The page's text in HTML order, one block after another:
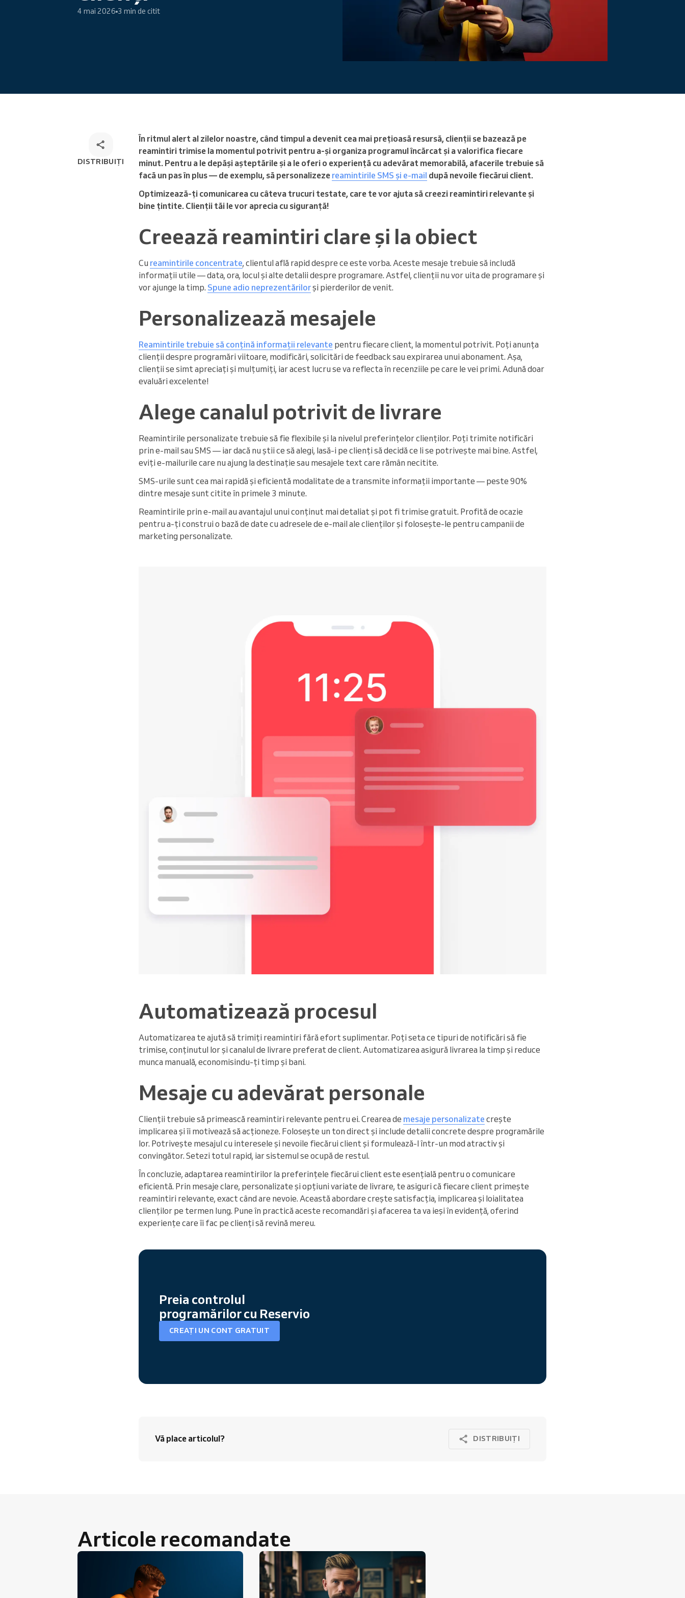
Citiți mai mult
4 mai 2026 3 min de citit
DISTRIBUIȚI
În ritmul alert al zilelor noastre, când timpul a devenit cea mai prețioasă resursă, clienții se bazează pe
reamintiri trimise la momentul potrivit pentru a-și organiza programul încărcat și a valorifica fiecare
minut. Pentru a le depăși așteptările și a le oferi o experiență cu adevărat memorabilă, afacerile trebuie să
facă un pas în plus — de exemplu, să personalizeze reamintirile SMS și e-mail după nevoile fiecărui client.
Optimizează-ți comunicarea cu câteva trucuri testate, care te vor ajuta să creezi reamintiri relevante și
bine țintite. Clienții tăi le vor aprecia cu siguranță!
Creează reamintiri clare și la obiect
Cu reamintirile concentrate, clientul află rapid despre ce este vorba. Aceste mesaje trebuie să includă
informații utile — data, ora, locul și alte detalii despre programare. Astfel, clienții nu vor uita de programare și
vor ajunge la timp. Spune adio neprezentărilorși pierderilor de venit.
Personalizează mesajele
Reamintirile trebuie să conțină informații relevante pentru fiecare client, la momentul potrivit. Poți anunța
clienții despre programări viitoare, modificări, solicitări de feedback sau expirarea unui abonament. Așa,
clienții se simt apreciați și mulțumiți, iar acest lucru se va reflecta în recenziile pe care le vei primi. Adună doar
evaluări excelente!
Alege canalul potrivit de livrare
Reamintirile personalizate trebuie să fie flexibile și la nivelul preferințelor clienților. Poți trimite notificări
prin e-mail sau SMS — iar dacă nu știi ce să alegi, lasă-i pe clienți să decidă ce li se potrivește mai bine. Astfel,
eviți e-mailurile care nu ajung la destinație sau mesajele text care rămân necitite.
SMS-urile sunt cea mai rapidă și eficientă modalitate de a transmite informații importante — peste 90%
dintre mesaje sunt citite în primele 3 minute.
Reamintirile prin e-mail au avantajul unui conținut mai detaliat și pot fi trimise gratuit. Profită de ocazie
pentru a-ți construi o bază de date cu adresele de e-mail ale clienților și folosește-le pentru campanii de
marketing personalizate.
Automatizează procesul
Automatizarea te ajută să trimiți reamintiri fără efort suplimentar. Poți seta ce tipuri de notificări să fie
trimise, conținutul lor și canalul de livrare preferat de client. Automatizarea asigură livrarea la timp și reduce
munca manuală, economisindu-ți timp și bani.
Mesaje cu adevărat personale
Clienții trebuie să primească reamintiri relevante pentru ei. Crearea de mesaje personalizate crește
implicarea și îi motivează să acționeze. Folosește un ton direct și include detalii concrete despre programările
lor. Potrivește mesajul cu interesele și nevoile fiecărui client și formulează-l într-un mod atractiv și
convingător. Setezi totul rapid, iar sistemul se ocupă de restul.
În concluzie, adaptarea reamintirilor la preferințele fiecărui client este esențială pentru o comunicare
eficientă. Prin mesaje clare, personalizate și opțiuni variate de livrare, te asiguri că fiecare client primește
reamintiri relevante, exact când are nevoie. Această abordare crește satisfacția, implicarea și loialitatea
clienților pe termen lung. Pune în practică aceste recomandări și afacerea ta va ieși în evidență, oferind
experiențe care îi fac pe clienți să revină mereu.
Preia controlul
programărilor cu Reservio
CREAȚI UN CONT GRATUIT
Vă place articolul? DISTRIBUIȚI
Articole recomandate